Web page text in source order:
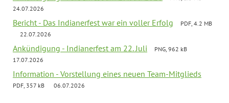
24.07.2026
Bericht - Das Indianerfest war ein voller Erfolg
PDF, 4.2 MB
22.07.2026
Ankündigung - Indianerfest am 22. Juli
PNG, 962 kB
17.07.2026
Information - Vorstellung eines neuen Team-Mitglieds
PDF, 357 kB 06.07.2026